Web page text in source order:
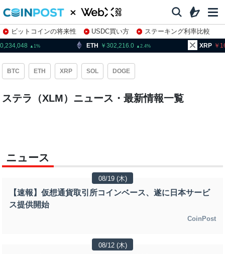
ビットコインの将来性 USDC買い方
ステーキング利率比較
株特集・関連銘柄
1 ETH 302,216.0 2.4 XRP
BTC ETH XRP SOL DOGE
ステラ（XLM）ニュース・最新情報一覧
ニュース
08/19 (木)
【速報】仮想通貨取引所コインベース、遂に日本サービ
ス提供開始
CoinPost
08/12 (木)